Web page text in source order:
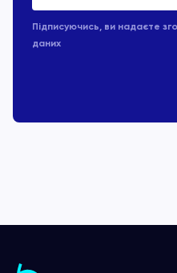
Підписуючись, ви надаєте
даних